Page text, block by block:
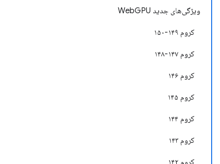
ویژگی‌های جدید WebGPU
کروم ۱۴۹-۱۵۰
کروم ۱۴۷-۱۴۸
کروم ۱۴۶
کروم ۱۴۵
کروم ۱۴۴
کروم ۱۴۳
کروم ۱۴۲